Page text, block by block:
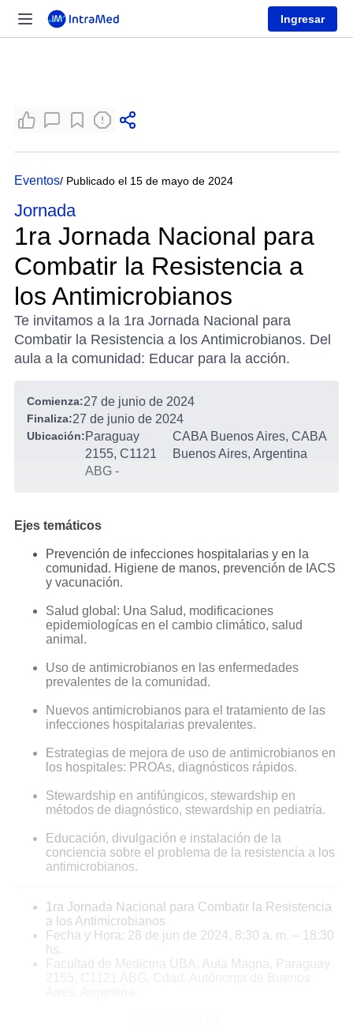
Ingresar
Eventos/ Publicado el 15 de mayo de 2024
Jornada
1ra Jornada Nacional para
Combatir la Resistencia a
los Antimicrobianos
Te invitamos a la 1ra Jornada Nacional para
Combatir la Resistencia a los Antimicrobianos. Del
aula a la comunidad: Educar para la acción.
Comienza:27 de junio de 2024
Finaliza:27 de junio de 2024
Ubicación:Paraguay
2155, C1121
ABG -
CABA Buenos Aires, CABA
Buenos Aires, Argentina
Ejes temáticos
Prevención de infecciones hospitalarias y en la
comunidad. Higiene de manos, prevención de IACS
y vacunación.
Salud global: Una Salud, modificaciones
epidemiologícas en el cambio climático, salud
animal.
Uso de antimicrobianos en las enfermedades
prevalentes de la comunidad.
Nuevos antimicrobianos para el tratamiento de las
infecciones hospitalarias prevalentes.
Estrategias de mejora de uso de antimicrobianos en
los hospitales: PROAs, diagnósticos rápidos.
Stewardship en antifúngicos, stewardship en
métodos de diagnóstico, stewardship en pediatría.
Educación, divulgación e instalación de la
conciencia sobre el problema de la resistencia a los
antimicrobianos.
1ra Jornada Nacional para Combatir la Resistencia
a los Antimicrobianos
Fecha y Hora: 28 de jun de 2024, 8:30 a. m. – 18:30
hs.
Facultad de Medicina UBA, Aula Magna, Paraguay